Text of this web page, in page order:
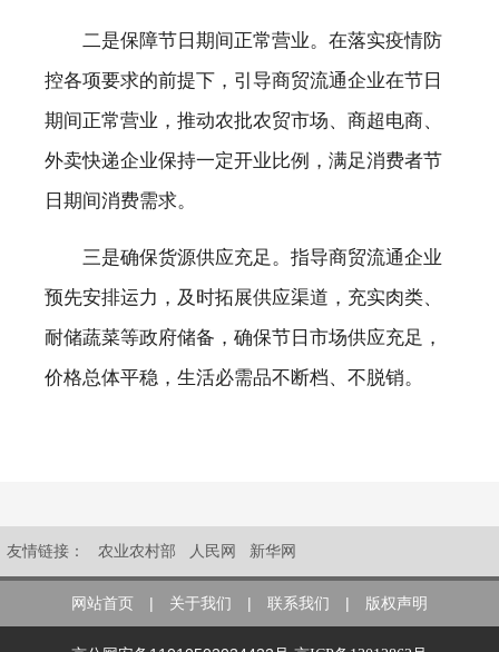
二是保障节日期间正常营业。在落实疫情防
控各项要求的前提下，引导商贸流通企业在节日
期间正常营业，推动农批农贸市场、商超电商、
外卖快递企业保持一定开业比例，满足消费者节
日期间消费需求。
三是确保货源供应充足。指导商贸流通企业
预先安排运力，及时拓展供应渠道，充实肉类、
耐储蔬菜等政府储备，确保节日市场供应充足，
价格总体平稳，生活必需品不断档、不脱销。
友情链接： 农业农村部 人民网 新华网
网站首页 | 关于我们 | 联系我们 | 版权声明